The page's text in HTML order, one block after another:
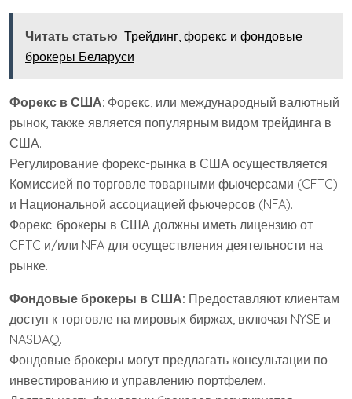
Читать статью Трейдинг, форекс и фондовые
брокеры Беларуси
Форекс в США: Форекс, или международный валютный
рынок, также является популярным видом трейдинга в
США.
Регулирование форекс-рынка в США осуществляется
Комиссией по торговле товарными фьючерсами (CFTC)
и Национальной ассоциацией фьючерсов (NFA).
Форекс-брокеры в США должны иметь лицензию от
CFTC и/или NFA для осуществления деятельности на
рынке.
Фондовые брокеры в США: Предоставляют клиентам
доступ к торговле на мировых биржах, включая NYSE и
NASDAQ.
Фондовые брокеры могут предлагать консультации по
инвестированию и управлению портфелем.